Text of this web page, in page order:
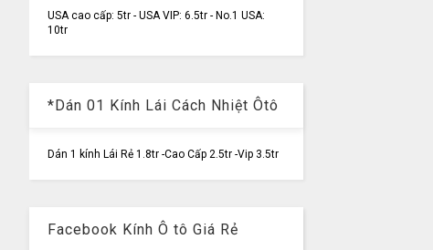
USA cao cấp: 5tr - USA VIP: 6.5tr - No.1 USA:
10tr
*Dán 01 Kính Lái Cách Nhiệt Ôtô
Dán 1 kính Lái Rẻ 1.8tr -Cao Cấp 2.5tr -Vip 3.5tr
Facebook Kính Ô tô Giá Rẻ